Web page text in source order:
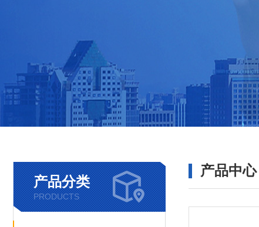
产品分类
PRODUCTS
产品中心